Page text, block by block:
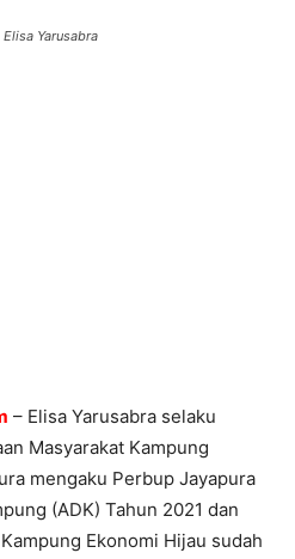
Yarusabra
– Elisa Yarusabra selaku
Masyarakat Kampung
mengaku Perbup Jayapura
(ADK) Tahun 2021 dan
Ekonomi Hijau sudah